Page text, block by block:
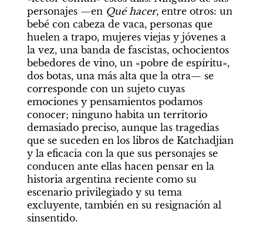
personajes —en Qué hacer, entre otros: un
bebé con cabeza de vaca, personas que
huelen a trapo, mujeres viejas y jóvenes a
la vez, una banda de fascistas, ochocientos
bebedores de vino, un «pobre de espíritu»,
dos botas, una más alta que la otra— se
corresponde con un sujeto cuyas
emociones y pensamientos podamos
conocer; ninguno habita un territorio
demasiado preciso, aunque las tragedias
que se suceden en los libros de Katchadjian
y la eficacia con la que sus personajes se
conducen ante ellas hacen pensar en la
historia argentina reciente como su
escenario privilegiado y su tema
excluyente, también en su resignación al
sinsentido.